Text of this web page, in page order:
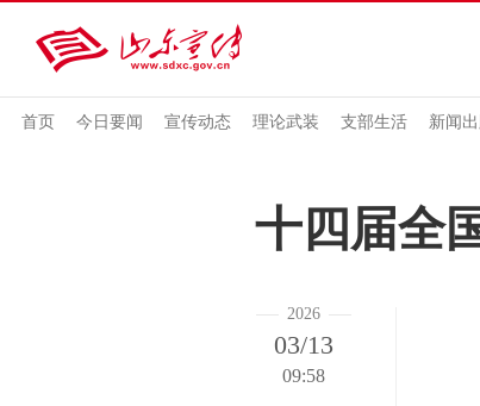
首页 今日要闻 宣传动态 理论武装 支部生活 新闻
十四届全
2026
03/13
09:58